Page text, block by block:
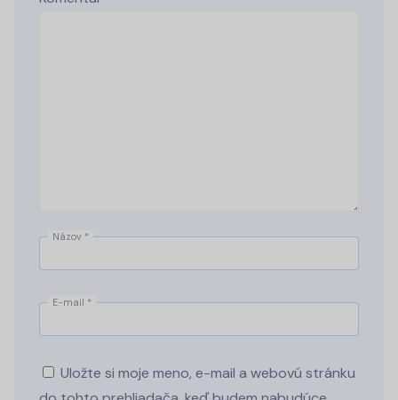
Názov *
E-mail *
Uložte si moje meno, e-mail a webovú stránku